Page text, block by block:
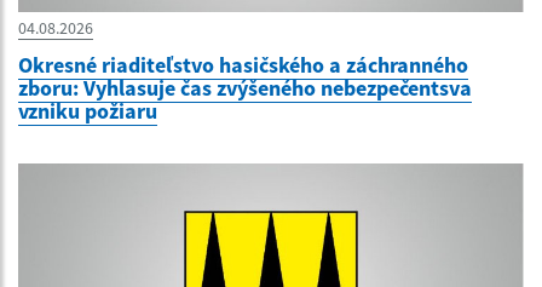
04.08.2026
Okresné riaditeľstvo hasičského a záchranného
zboru: Vyhlasuje čas zvýšeného nebezpečentsva
vzniku požiaru